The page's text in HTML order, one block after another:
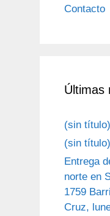
Contacto
Últimas
(sin título)
(sin título)
Entrega
norte en
1759
Cruz,